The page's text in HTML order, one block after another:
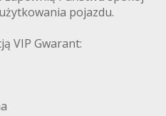
pojazdu.
VIP Gwarant: